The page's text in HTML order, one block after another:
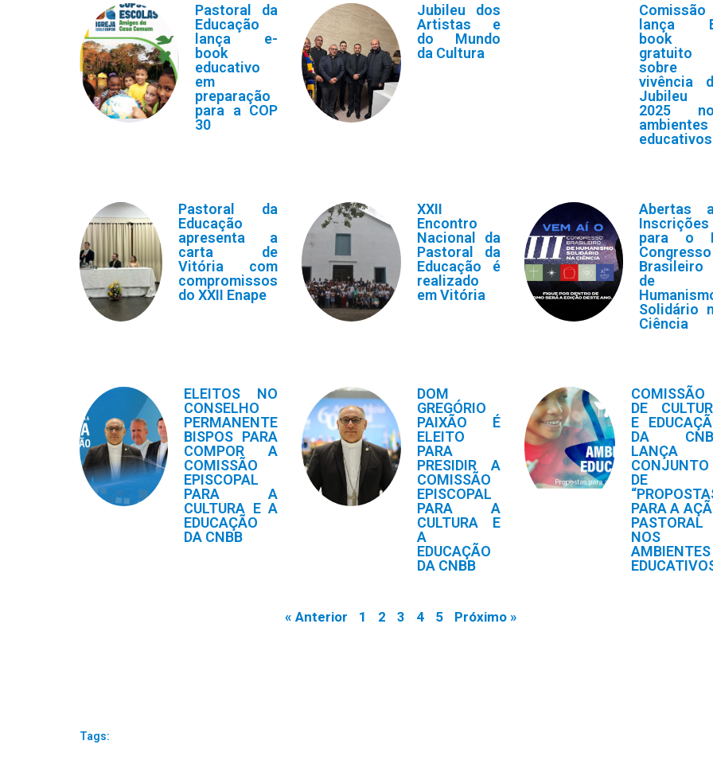
Pastoral da
Educação
lança e-
book
educativo
em
preparação
para a COP
30
Jubileu dos
Artistas e
do Mundo
da Cultura
Comissão
lança
book
gratuito
sobre
vivência
Jubileu
2025
ambientes
educativos
Pastoral da
Educação
apresenta a
carta de
Vitória com
compromissos
do XXII Enape
XXII
Encontro
Nacional da
Pastoral da
Educação é
realizado
em Vitória
Abertas
Inscrições
para o
Congresso
Brasileiro
de
Solidário
Ciência
ELEITOS NO
CONSELHO
PERMANENTE
BISPOS PARA
COMPOR A
COMISSÃO
EPISCOPAL
PARA A
CULTURA E A
EDUCAÇÃO
DA CNBB
DOM
GREGÓRIO
PAIXÃO É
ELEITO
PARA
PRESIDIR A
COMISSÃO
EPISCOPAL
PARA A
CULTURA E
A
EDUCAÇÃO
DA CNBB
COMISSÃO
DE
E
DA
LANÇA
CONJUNTO
DE
PARA A
PASTORAL
NOS
AMBIENTES
« Anterior 1 2 3 4 5 Próximo »
Tags: